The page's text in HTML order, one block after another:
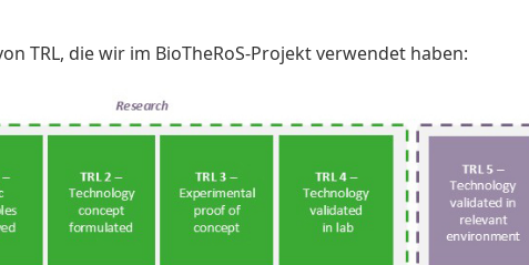
TRL, die wir im BioTheRoS-Projekt verwendet haben: